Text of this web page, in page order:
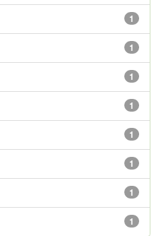
1
1
1
1
1
1
1
1